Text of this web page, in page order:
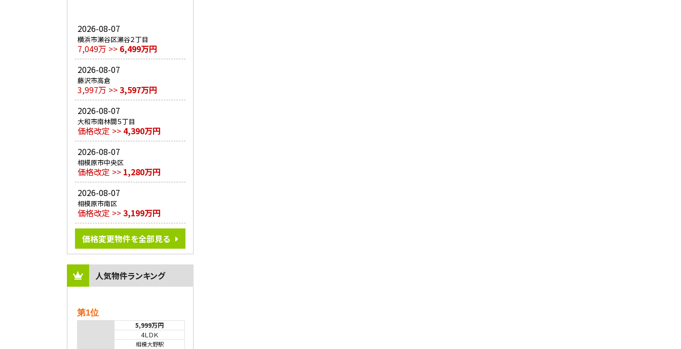
2026-08-07
横浜市瀬谷区瀬谷２丁目
7,049万 >> 6,499万円
2026-08-07
藤沢市高倉
3,997万 >>3,597万円
2026-08-07
大和市南林間５丁目
価格改定 >> 4,390万円
2026-08-07
相模原市中央区
価格改定 >> 1,280万円
2026-08-07
相模原市南区
価格改定 >>3,199万円
価格変更物件を全部見る
人気物件ランキング
第1位
5,999万円
4ＬＤＫ
相模大野駅